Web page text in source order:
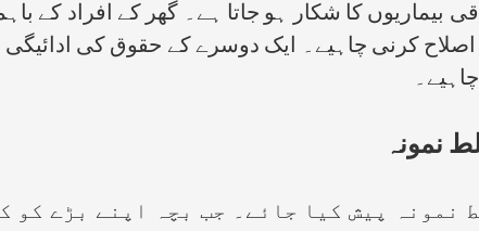
بیماریوں کا شکار ہو جاتا ہے۔ گھر کے افراد کے
کرنی چاہیے۔ ایک دوسرے کے حقوق کی ادائیگی
نمونہ
نمونہ پیش کیا جائے۔ جب بچہ اپنے بڑے کو